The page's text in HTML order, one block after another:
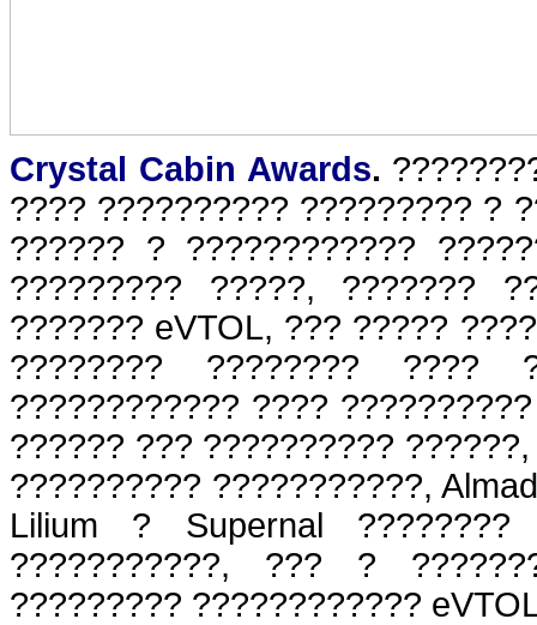
Crystal Cabin Awards.
???? ?????????? ????????? ?
?????? ? ????????????
????????? ?????, ???????
??????? eVTOL, ??? ?????
???????? ???????? ????
???????????? ????
?????? ??? ??????????
?????????? ???????????,
Lilium ? Supernal ????????
???????????, ??? ?
????????? ????????????